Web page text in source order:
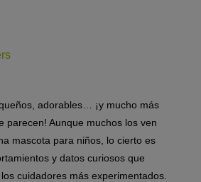
adorables… ¡y mucho más
parecen! Aunque muchos los ven
mascota para niños, lo cierto es
y datos curiosos que
cuidadores más experimentados.